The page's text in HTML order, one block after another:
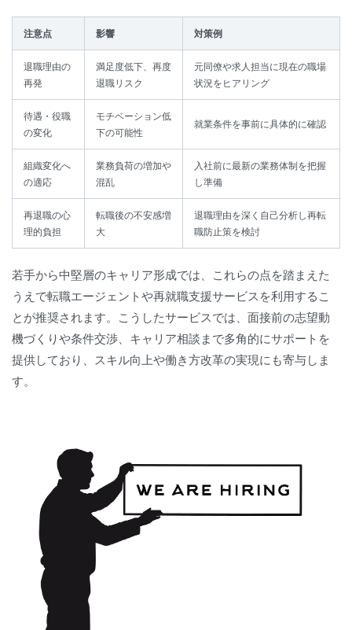
注意点 影響 対策例
退職理由の
再発
満足度低下、再度
退職リスク
元同僚や求人担当に現在の職場
状況をヒアリング
待遇・役職
の変化
モチベーション低
下の可能性
就業条件を事前に具体的に確認
組織変化へ
の適応
業務負荷の増加や
混乱
入社前に最新の業務体制を把握
し準備
再退職の心
理的負担
転職後の不安感増
大
退職理由を深く自己分析し再転
職防止策を検討
若手から中堅層のキャリア形成では、これらの点を踏まえた
うえで転職エージェントや再就職支援サービスを利用するこ
とが推奨されます。こうしたサービスでは、面接前の志望動
機づくりや条件交渉、キャリア相談まで多角的にサポートを
提供しており、スキル向上や働き方改革の実現にも寄与しま
す。